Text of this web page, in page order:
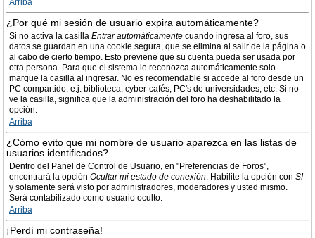
Arriba
¿Por qué mi sesión de usuario expira automáticamente?
Si no activa la casilla Entrar automáticamente cuando ingresa al foro, sus
datos se guardan en una cookie segura, que se elimina al salir de la página o
al cabo de cierto tiempo. Esto previene que su cuenta pueda ser usada por
otra persona. Para que el sistema le reconozca automáticamente solo
marque la casilla al ingresar. No es recomendable si accede al foro desde un
PC compartido, e.j. biblioteca, cyber-cafés, PC's de universidades, etc. Si no
ve la casilla, significa que la administración del foro ha deshabilitado la
opción.
Arriba
¿Cómo evito que mi nombre de usuario aparezca en las listas de
usuarios identificados?
Dentro del Panel de Control de Usuario, en "Preferencias de Foros",
encontrará la opción Ocultar mi estado de conexión. Habilite la opción con SI
y solamente será visto por administradores, moderadores y usted mismo.
Será contabilizado como usuario oculto.
Arriba
¡Perdí mi contraseña!